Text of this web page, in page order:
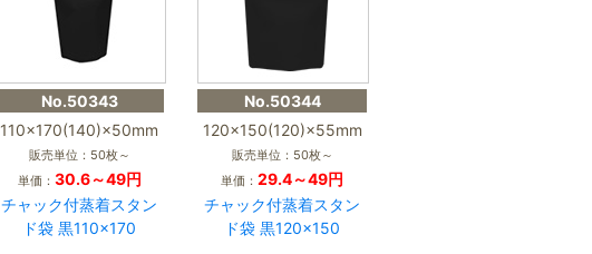
No.50343
110×170(140)×50mm
販売単位：50枚～
単価： 30.6～49円
チャック付蒸着スタン
ド袋 黒110×170
No.50344
120×150(120)×55mm
販売単位：50枚～
単価：29.4～49円
チャック付蒸着スタン
ド袋 黒120×150